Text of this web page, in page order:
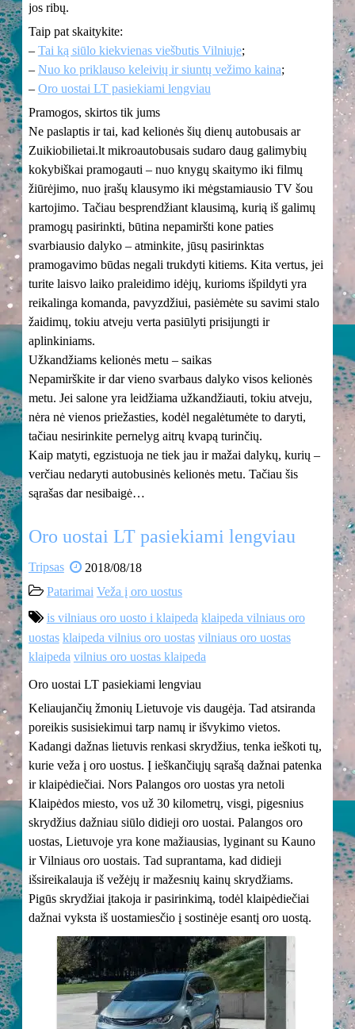
jos ribų.
Taip pat skaitykite:
– Tai ką siūlo kiekvienas viešbutis Vilniuje;
– Nuo ko priklauso keleivių ir siuntų vežimo kaina;
– Oro uostai LT pasiekiami lengviau
Pramogos, skirtos tik jums
Ne paslaptis ir tai, kad kelionės šių dienų autobusais ar
Zuikiobilietai.lt mikroautobusais sudaro daug galimybių
kokybiškai pramogauti – nuo knygų skaitymo iki filmų
žiūrėjimo, nuo įrašų klausymo iki mėgstamiausio TV šou
kartojimo. Tačiau besprendžiant klausimą, kurią iš galimų
pramogų pasirinkti, būtina nepamiršti kone paties
svarbiausio dalyko – atminkite, jūsų pasirinktas
pramogavimo būdas negali trukdyti kitiems. Kita vertus, jei
turite laisvo laiko praleidimo idėjų, kurioms išpildyti yra
reikalinga komanda, pavyzdžiui, pasiėmėte su savimi stalo
žaidimų, tokiu atveju verta pasiūlyti prisijungti ir
aplinkiniams.
Užkandžiams kelionės metu – saikas
Nepamirškite ir dar vieno svarbaus dalyko visos kelionės
metu. Jei salone yra leidžiama užkandžiauti, tokiu atveju,
nėra nė vienos priežasties, kodėl negalėtumėte to daryti,
tačiau nesirinkite pernelyg aitrų kvapą turinčių.
Kaip matyti, egzistuoja ne tiek jau ir mažai dalykų, kurių –
verčiau nedaryti autobusinės kelionės metu. Tačiau šis
sąrašas dar nesibaigė…
Oro uostai LT pasiekiami lengviau
Tripsas
2018/08/18
Patarimai Veža į oro uostus
is vilniaus oro uosto i klaipeda klaipeda vilniaus oro
uostas klaipeda vilnius oro uostas vilniaus oro uostas
klaipeda vilnius oro uostas klaipeda
Oro uostai LT pasiekiami lengviau
Keliaujančių žmonių Lietuvoje vis daugėja. Tad atsiranda
poreikis susisiekimui tarp namų ir išvykimo vietos.
Kadangi dažnas lietuvis renkasi skrydžius, tenka ieškoti tų,
kurie veža į oro uostus. Į ieškančiųjų sąrašą dažnai patenka
ir klaipėdiečiai. Nors Palangos oro uostas yra netoli
Klaipėdos miesto, vos už 30 kilometrų, visgi, pigesnius
skrydžius dažniau siūlo didieji oro uostai. Palangos oro
uostas, Lietuvoje yra kone mažiausias, lyginant su Kauno
ir Vilniaus oro uostais. Tad suprantama, kad didieji
išsireikalauja iš vežėjų ir mažesnių kainų skrydžiams.
Pigūs skrydžiai įtakoja ir pasirinkimą, todėl klaipėdiečiai
dažnai vyksta iš uostamiesčio į sostinėje esantį oro uostą.